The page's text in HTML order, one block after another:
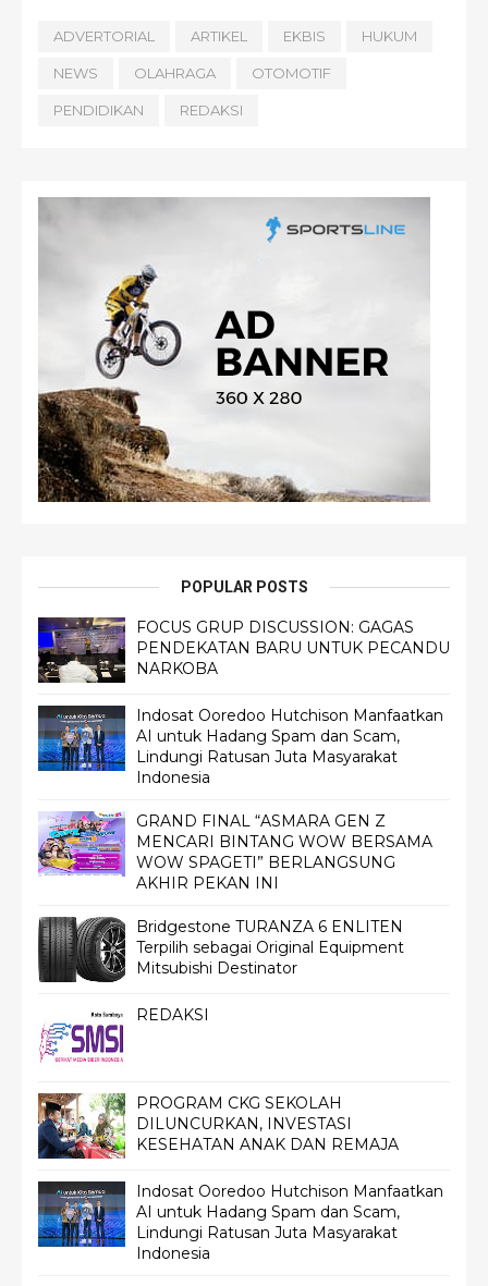
ADVERTORIAL ARTIKEL EKBIS HUKUM
NEWS OLAHRAGA OTOMOTIF
PENDIDIKAN REDAKSI
POPULAR POSTS
FOCUS GRUP DISCUSSION: GAGAS
PENDEKATAN BARU UNTUK PECANDU
NARKOBA
Indosat Ooredoo Hutchison Manfaatkan
AI untuk Hadang Spam dan Scam,
Lindungi Ratusan Juta Masyarakat
Indonesia
GRAND FINAL “ASMARA GEN Z
MENCARI BINTANG WOW BERSAMA
WOW SPAGETI” BERLANGSUNG
AKHIR PEKAN INI
Bridgestone TURANZA 6 ENLITEN
Terpilih sebagai Original Equipment
Mitsubishi Destinator
REDAKSI
PROGRAM CKG SEKOLAH
DILUNCURKAN, INVESTASI
KESEHATAN ANAK DAN REMAJA
Indosat Ooredoo Hutchison Manfaatkan
AI untuk Hadang Spam dan Scam,
Lindungi Ratusan Juta Masyarakat
Indonesia